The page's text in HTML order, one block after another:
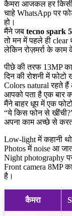
कैमरा आजकल हर किसी
चाहे WhatsApp पर
हो।
मैंने जब tecno spark 5
तो मन में पहले ही clear
लेकिन रोज़मर्रा के
पीछे की तरफ 13MP
दिन की रोशनी में
Colors natural रहते हैं
आपको पता है एक बार
मैंने बाहर धूप में एक
“ये किस फोन से
अपना काम अच्छे से
Low-light में कहानी
Photos में noise आ
Night photography
Front camera 8MP
है।
कैमरा